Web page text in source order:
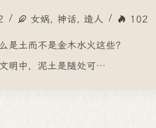
女娲, 神话, 造人 102
是土而不是金木水火这些？
明中，泥土是随处可…